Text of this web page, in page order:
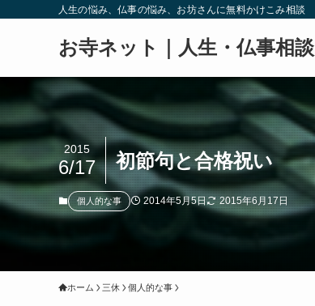
人生の悩み、仏事の悩み、お坊さんに無料かけこみ相談
お寺ネット｜人生・仏事相談
初節句と合格祝い
2015
6/17
個人的な事 2014年5月5日 2015年6月17日
ホーム 三休 個人的な事